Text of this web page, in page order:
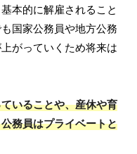
本的に解雇されること
国家公務員や地方公務
がっていくため将来は
いることや、産休や育
務員はプライベートと